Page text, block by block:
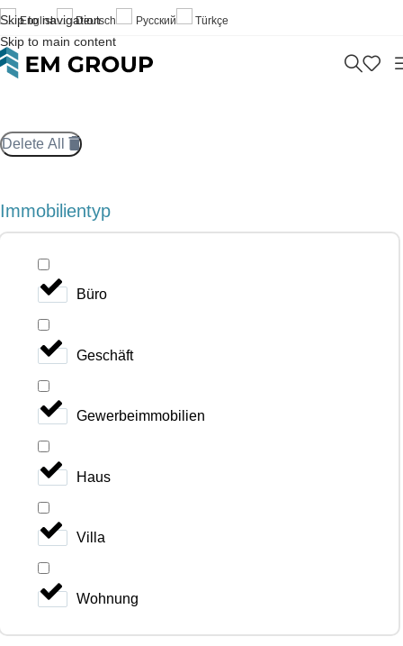
Skip to navigation
Skip to main content
English Deutsch Русский Türkçe
Delete All
Immobilientyp
Büro
Geschäft
Gewerbeimmobilien
Haus
Villa
Wohnung